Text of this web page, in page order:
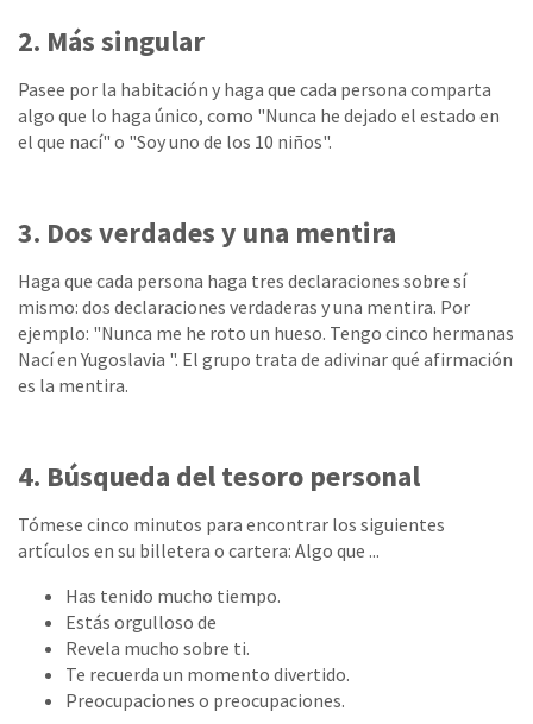
2. Más singular
Pasee por la habitación y haga que cada persona comparta
algo que lo haga único, como "Nunca he dejado el estado en
el que nací" o "Soy uno de los 10 niños".
3. Dos verdades y una mentira
Haga que cada persona haga tres declaraciones sobre sí
mismo: dos declaraciones verdaderas y una mentira. Por
ejemplo: "Nunca me he roto un hueso. Tengo cinco hermanas
Nací en Yugoslavia ". El grupo trata de adivinar qué afirmación
es la mentira.
4. Búsqueda del tesoro personal
Tómese cinco minutos para encontrar los siguientes
artículos en su billetera o cartera: Algo que ...
Has tenido mucho tiempo.
Estás orgulloso de
Revela mucho sobre ti.
Te recuerda un momento divertido.
Preocupaciones o preocupaciones.